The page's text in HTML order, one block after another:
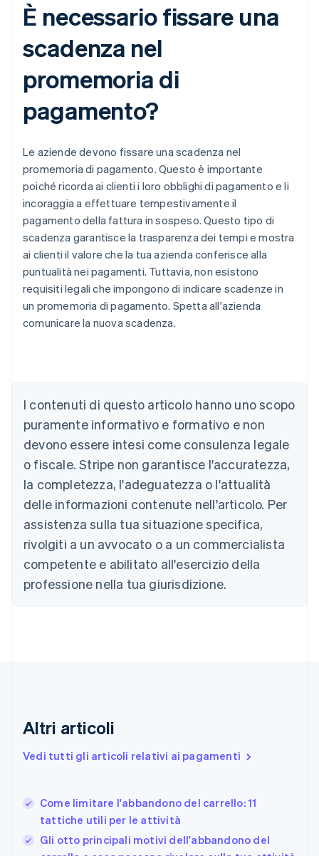
È necessario fissare una
scadenza nel
promemoria di
pagamento?
Le aziende devono fissare una scadenza nel
promemoria di pagamento. Questo è importante
poiché ricorda ai clienti i loro obblighi di pagamento e li
incoraggia a effettuare tempestivamente il
pagamento della fattura in sospeso. Questo tipo di
scadenza garantisce la trasparenza dei tempi e mostra
ai clienti il valore che la tua azienda conferisce alla
puntualità nei pagamenti. Tuttavia, non esistono
requisiti legali che impongono di indicare scadenze in
un promemoria di pagamento. Spetta all'azienda
comunicare la nuova scadenza.
I contenuti di questo articolo hanno uno scopo
puramente informativo e formativo e non
devono essere intesi come consulenza legale
o fiscale. Stripe non garantisce l'accuratezza,
la completezza, l'adeguatezza o l'attualità
delle informazioni contenute nell'articolo. Per
assistenza sulla tua situazione specifica,
rivolgiti a un avvocato o a un commercialista
competente e abilitato all'esercizio della
professione nella tua giurisdizione.
Altri articoli
Vedi tutti gli articoli relativi ai pagamenti
Come limitare l'abbandono del carrello: 11
tattiche utili per le attività
Gli otto principali motivi dell'abbandono del
English
Austria
Deutsch English
Belgio
NederlandsFrançaisDeutschEnglish
PortuguêsEnglish
Bulgaria
English
Canada
English Français
Cina continentale
Cipro
English
EnglishSvenska
FrançaisEnglish
Giappone
日本語English
English